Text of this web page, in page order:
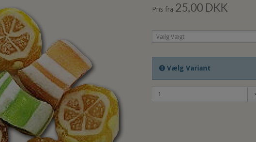
Pris fra 25,00 DKK
Vælg Vægt
Vælg Variant